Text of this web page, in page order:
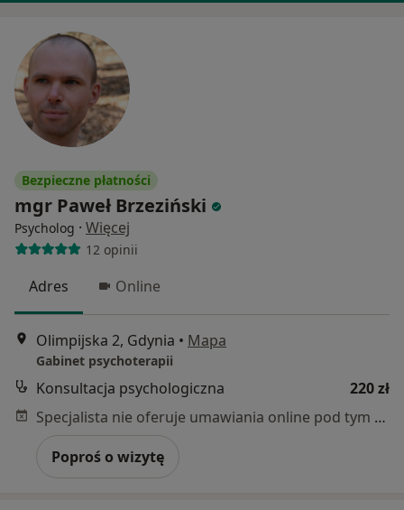
Bezpieczne płatności
mgr Paweł Brzeziński
Psycholog · Więcej
12 opinii
Adres Online
Olimpijska 2, Gdynia • Mapa
Gabinet psychoterapii
Konsultacja psychologiczna
220 zł
Specjalista nie oferuje umawiania online pod tym adresem.
Poproś o wizytę